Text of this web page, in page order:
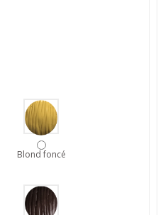
Blond foncé